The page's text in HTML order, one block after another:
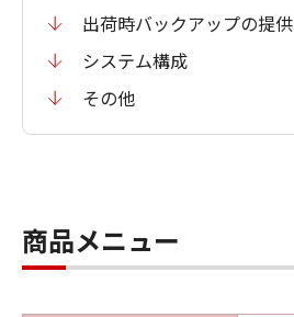
出荷時バックアップの提供
システム構成
その他
商品メニュー